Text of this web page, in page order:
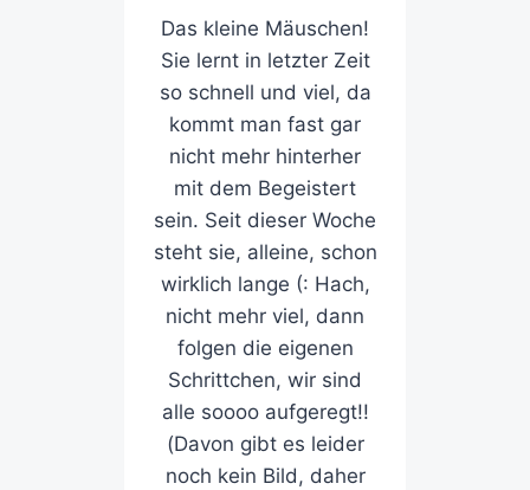
Das kleine Mäuschen!
Sie lernt in letzter Zeit
so schnell und viel, da
kommt man fast gar
nicht mehr hinterher
mit dem Begeistert
sein. Seit dieser Woche
steht sie, alleine, schon
wirklich lange (: Hach,
nicht mehr viel, dann
folgen die eigenen
Schrittchen, wir sind
alle soooo aufgeregt!!
(Davon gibt es leider
noch kein Bild, daher